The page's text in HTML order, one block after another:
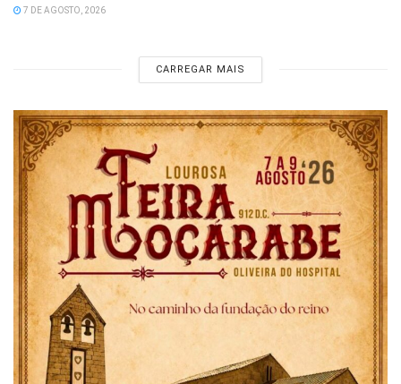
7 DE AGOSTO, 2026
CARREGAR MAIS